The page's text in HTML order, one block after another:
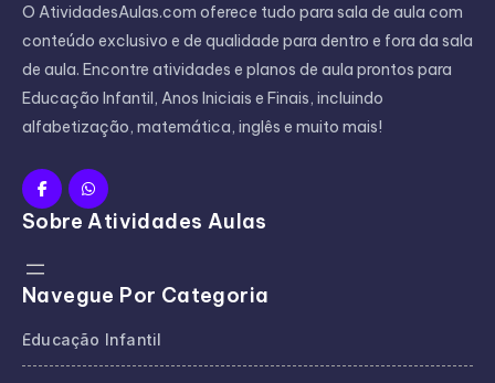
O AtividadesAulas.com oferece tudo para sala de aula com
conteúdo exclusivo e de qualidade para dentro e fora da sala
de aula. Encontre atividades e planos de aula prontos para
Educação Infantil, Anos Iniciais e Finais, incluindo
alfabetização, matemática, inglês e muito mais!
Sobre Atividades Aulas
Navegue Por Categoria
Educação Infantil